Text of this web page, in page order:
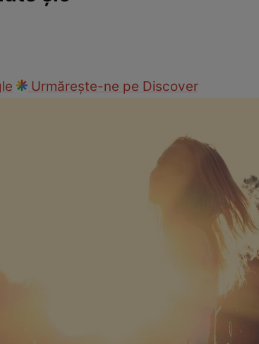
Urmărește-ne pe Discover